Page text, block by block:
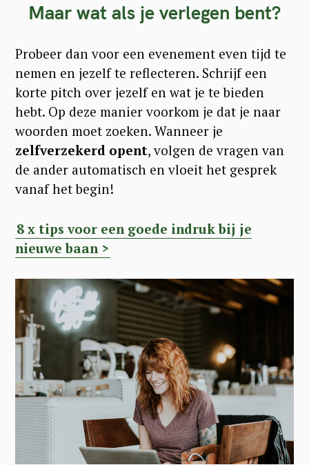
Maar wat als je verlegen bent?
Probeer dan voor een evenement even tijd te
nemen en jezelf te reflecteren. Schrijf een
korte pitch over jezelf en wat je te bieden
hebt. Op deze manier voorkom je dat je naar
woorden moet zoeken. Wanneer je
zelfverzekerd opent, volgen de vragen van
de ander automatisch en vloeit het gesprek
vanaf het begin!
8 x tips voor een goede indruk bij je
nieuwe baan >